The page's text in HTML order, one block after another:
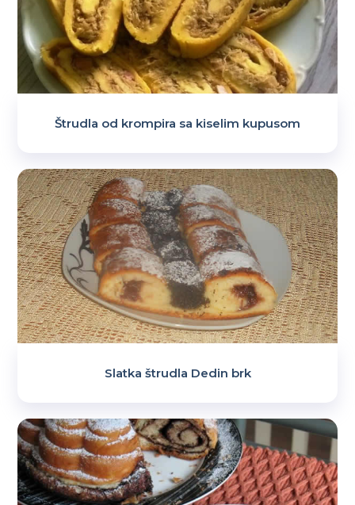
Štrudla od krompira sa kiselim kupusom
Slatka štrudla Dedin brk